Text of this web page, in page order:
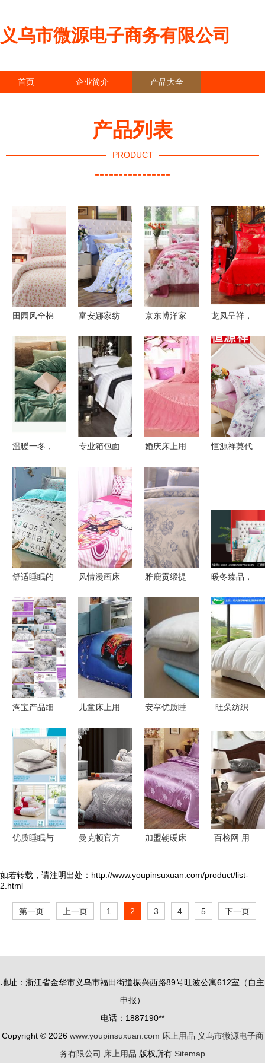
义乌市微源电子商务有限公司
首页 企业简介 产品大全
产品列表
PRODUCT
----------------
田园风全棉
造舒适温馨
的居家睡眠
体验
富安娜家纺
套，打造夏
日田园舒睡
体验
京东博洋家
盛典 品质
家居，限时
钜惠
龙凤呈祥，
——品鉴棒
佳家纺婚庆
十件套
温暖一冬，
——解读冬
季保暖床品
的“绒”世界
专业箱包面
——广州市
白云区江高
强盛棉业加
工厂
婚庆床上用
热门品牌解
析与最新价
格趋势
恒源祥莫代
舒适睡眠的
面了解床上
用品四件套
之棉质篇
风情漫画床
术与舒适的
完美融合
雅鹿贡缎提
套“波兰花
都-蓝灰” 一
场卧榻之上
的优雅邂逅
暖冬臻品，
淘宝产品细
上用品四件
套图片拍摄
与展示指南
儿童床上用
耕细分市
场，打造盈
利增长点
安享优质睡
上用品展示
与指南
旺朵纺织
品四件套定
做，打造专
属睡眠体验
优质睡眠与
床上用品与
箱包图片素
材指南
曼克顿官方
造理想睡
华床上用品
加盟朝暖床
资前景与成
百检网 用
愈起床气，
箱包选购全
如若转载，请注明出处：http://www.youpinsuxuan.com/product/list-
2.html
第一页 上一页 1 2 3 4 5 下一页
地址：浙江省金华市义乌市福田街道振兴西路89号旺波公寓612室（自主
申报）
电话：1887190**
Copyright © 2026 www.youpinsuxuan.com 床上用品 义乌市微源电子商
务有限公司 床上用品 版权所有 Sitemap